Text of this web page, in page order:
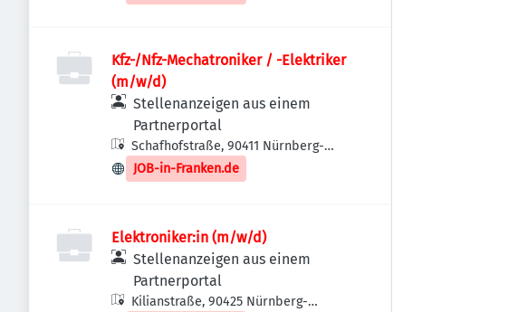
Kfz-/Nfz-Mechatroniker / -Elektriker
(m/w/d)
Stellenanzeigen aus einem
Partnerportal
Schafhofstraße, 90411 Nürnberg-
Nordwestliche Außenstadt,
Deutschland
JOB-in-Franken.de
Elektroniker:in (m/w/d)
Stellenanzeigen aus einem
Partnerportal
Kilianstraße, 90425 Nürnberg-